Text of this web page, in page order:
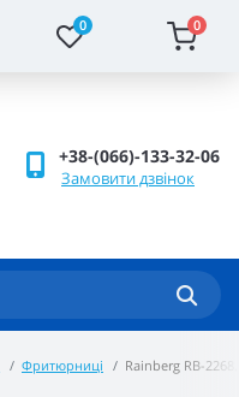
0 0
+38-(066)-133-32-06
Замовити дзвінок
Фритюрниці Rainberg RB-